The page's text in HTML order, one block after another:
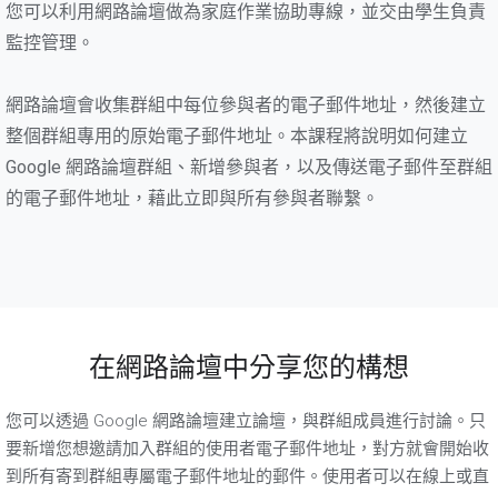
您可以利用網路論壇做為家庭作業協助專線，並交由學生負責
監控管理。
網路論壇會收集群組中每位參與者的電子郵件地址，然後建立
整個群組專用的原始電子郵件地址。本課程將說明如何建立
Google 網路論壇群組、新增參與者，以及傳送電子郵件至群組
的電子郵件地址，藉此立即與所有參與者聯繫。
在網路論壇中分享您的構想
您可以透過 Google 網路論壇建立論壇，與群組成員進行討論。只
要新增您想邀請加入群組的使用者電子郵件地址，對方就會開始收
到所有寄到群組專屬電子郵件地址的郵件。使用者可以在線上或直